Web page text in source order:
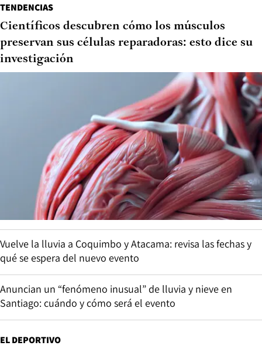
TENDENCIAS
Científicos descubren cómo los músculos
preservan sus células reparadoras: esto dice su
investigación
Vuelve la lluvia a Coquimbo y Atacama: revisa las fechas y
qué se espera del nuevo evento
Anuncian un “fenómeno inusual” de lluvia y nieve en
Santiago: cuándo y cómo será el evento
EL DEPORTIVO